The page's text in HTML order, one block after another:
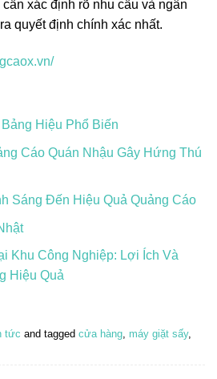
xác định rõ nhu cầu và ngân
quyết định chính xác nhất.
Hiệu Phổ Biến
Cáo Quán Nhậu Gây Hứng Thú
Sáng Đến Hiệu Quả Quảng Cáo
Khu Công Nghiệp: Lợi Ích Và
Hiệu Quả
tức and tagged cửa hàng, máy giặt sấy,